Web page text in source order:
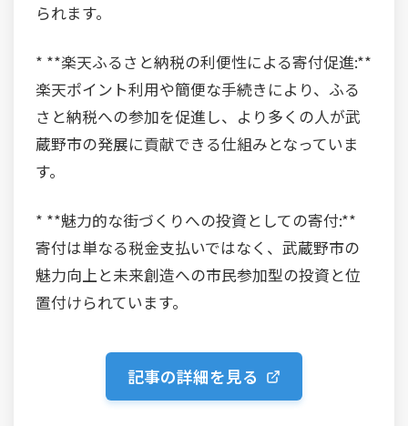
られます。
* **楽天ふるさと納税の利便性による寄付促進:**
楽天ポイント利用や簡便な手続きにより、ふる
さと納税への参加を促進し、より多くの人が武
蔵野市の発展に貢献できる仕組みとなっていま
す。
* **魅力的な街づくりへの投資としての寄付:**
寄付は単なる税金支払いではなく、武蔵野市の
魅力向上と未来創造への市民参加型の投資と位
置付けられています。
記事の詳細を見る